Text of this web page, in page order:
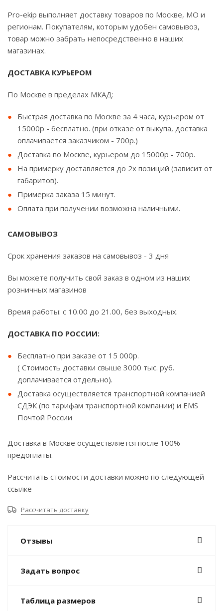
Pro-ekip выполняет доставку товаров по Москве, МО и
регионам. Покупателям, которым удобен самовывоз,
товар можно забрать непосредственно в наших
магазинах.
ДОСТАВКА КУРЬЕРОМ
По Москве в пределах МКАД:
Быстрая доставка по Москве за 4 часа, курьером от
15000р - бесплатно. (при отказе от выкупа, доставка
оплачивается заказчиком - 700р.)
Доставка по Москве, курьером до 15000р - 700р.
На примерку доставляется до 2х позиций (зависит от
габаритов).
Примерка заказа 15 минут.
Оплата при получении возможна наличными.
САМОВЫВОЗ
Срок хранения заказов на самовывоз - 3 дня
Вы можете получить свой заказ в одном из наших
розничных магазинов
Время работы: с 10.00 до 21.00, без выходных.
ДОСТАВКА ПО РОССИИ:
Бесплатно при заказе от 15 000р.
( Стоимость доставки свыше 3000 тыс. руб.
доплачивается отдельно).
Доставка осуществляется транспортной компанией
СДЭК (по тарифам транспортной компании) и EMS
Почтой России
Доставка в Москве осуществляется после 100%
предоплаты.
Рассчитать стоимости доставки можно по следующей
ссылке
Рассчитать доставку
Отзывы
Задать вопрос
Таблица размеров